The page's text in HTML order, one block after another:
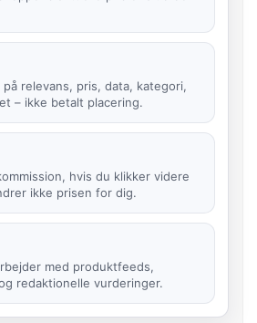
relevans, pris, data, kategori,
– ikke betalt placering.
hvis du klikker videre
ikke prisen for dig.
med produktfeeds,
redaktionelle vurderinger.